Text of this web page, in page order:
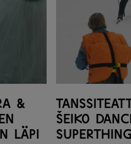
&
läpi
Šeiko